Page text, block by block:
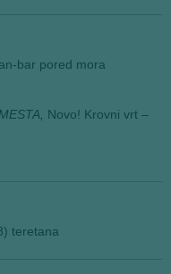
bar pored mora
Novo! Krovni vrt –
teretana